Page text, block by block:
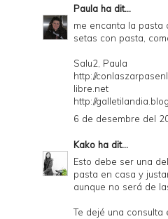
Paula ha dit...
me encanta la pasta
setas con pasta,
Salu2, Paula
http://
libre.net
http://
6 de desembre del
Kako ha dit...
Esto debe ser una
pasta en casa y
aunque no será de
Te dejé una